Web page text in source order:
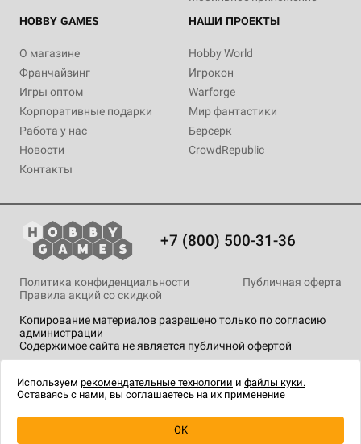
HOBBY GAMES
О магазине
Франчайзинг
Игры оптом
Корпоративные подарки
Работа у нас
Новости
Контакты
НАШИ ПРОЕКТЫ
Hobby World
Игрокон
Warforge
Мир фантастики
Берсерк
CrowdRepublic
+7 (800) 500-31-36
Копирование материалов разрешено только по согласию
администрации
Содержимое сайта не является публичной офертой
Политика конфиденциальности
Публичная оферта
Правила акций со скидкой
технологии.
Используем рекомендательные технологии и файлы куки.
Оставаясь с нами, вы соглашаетесь на их применение
OK